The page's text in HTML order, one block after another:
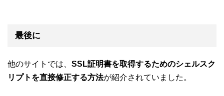
最後に
他のサイトでは、 SSL証明書を取得するためのシェルスク
リプトを直接修正する方法が紹介されていました。